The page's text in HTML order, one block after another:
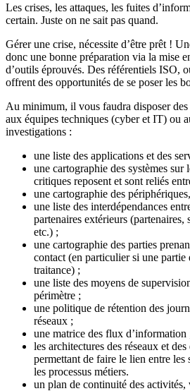
Les crises, les attaques, les fuites
certain. Juste on ne sait pas quand.
Gérer une crise, nécessite d’être prêt !
donc une bonne préparation via la mise
d’outils éprouvés. Des référentiels ISO,
offrent des opportunités de se poser les
Au minimum, il vous faudra disposer
aux équipes techniques (cyber et IT) ou
investigations :
une liste des applications et des
une cartographie des systèmes sur
critiques reposent et sont reliés
une cartographie des
une liste des interdépendances
partenaires extérieurs (partenaires,
etc.) ;
une cartographie des parties
contact (en particulier si une partie
traitance) ;
une liste des moyens de
périmètre ;
une politique de rétention des
réseaux ;
une matrice des flux d’information
les architectures des réseaux et
permettant de faire le lien entre les
les processus métiers.
un plan de continuité des activités,